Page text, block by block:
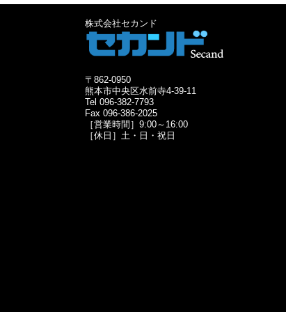
株式会社セカンド
〒862-0950
熊本市中央区水前寺4-39-11
Tel 096-382-7793
Fax 096-386-2025
［営業時間］9:00～16:00
［休日］土・日・祝日